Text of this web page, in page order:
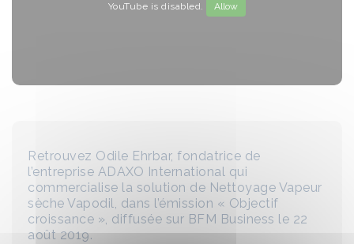
YouTube is disabled. Allow
Retrouvez Odile Ehrbar, fondatrice de
l’entreprise ADAXO International qui
commercialise la solution de Nettoyage Vapeur
sèche Vapodil, dans l’émission « Objectif
croissance », diffusée sur BFM Business le 22
août 2019.